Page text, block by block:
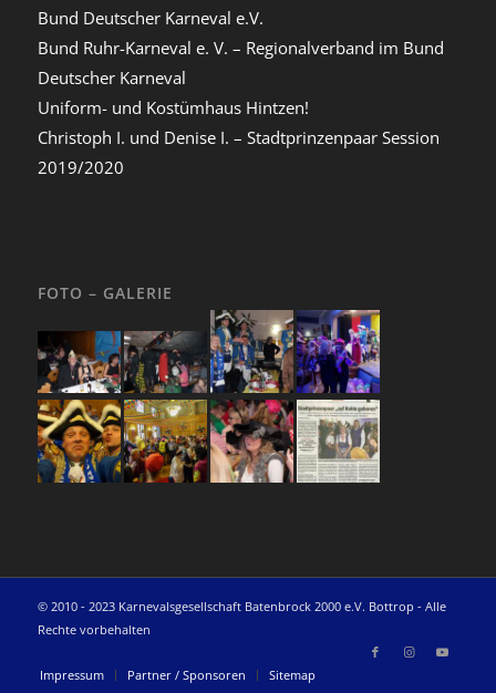
Bund Deutscher Karneval e.V.
Bund Ruhr-Karneval e. V. – Regionalverband im Bund
Deutscher Karneval
Uniform- und Kostümhaus Hintzen!
Christoph I. und Denise I. – Stadtprinzenpaar Session
2019/2020
FOTO – GALERIE
© 2010 - 2023 Karnevalsgesellschaft Batenbrock 2000 e.V. Bottrop - Alle
Rechte vorbehalten
Impressum Partner / Sponsoren Sitemap